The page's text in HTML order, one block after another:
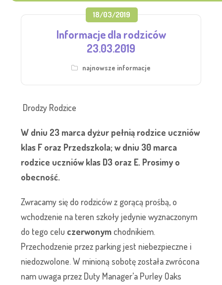
18/03/2019
Informacje dla rodziców
23.03.2019
najnowsze informacje
Drodzy Rodzice
W dniu 23 marca dyżur pełnią rodzice uczniów
klas F oraz Przedszkola; w dniu 30 marca
rodzice uczniów klas D3 oraz E. Prosimy o
obecność.
Zwracamy się do rodziców z gorącą prośbą, o
wchodzenie na teren szkoły jedynie wyznaczonym
do tego celu czerwonym chodnikiem.
Przechodzenie przez parking jest niebezpieczne i
niedozwolone. W minioną sobotę została zwrócona
nam uwaga przez Duty Manager’a Purley Oaks